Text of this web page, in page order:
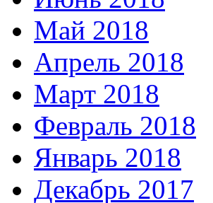
Май 2018
Апрель 2018
Март 2018
Февраль 2018
Январь 2018
Декабрь 2017